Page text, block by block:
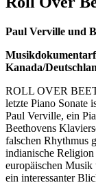
Paul Verville und
Kanada/
ROLL OVER
letzte Piano Sonate
Paul Verville, ein
Beethovens
falschen Rhythmus
indianische Religion
europäischen
ein interessanter